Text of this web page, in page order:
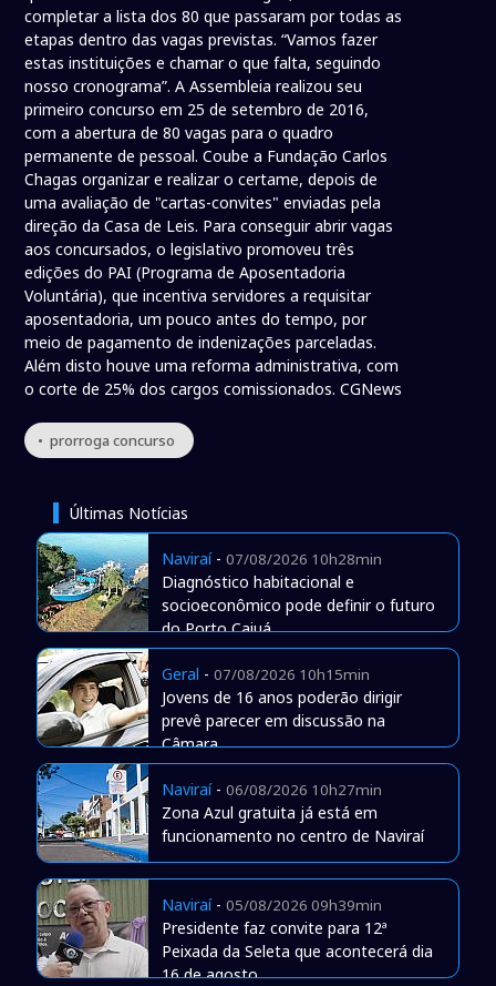
completar a lista dos 80 que passaram por todas as
etapas dentro das vagas previstas. “Vamos fazer
estas instituições e chamar o que falta, seguindo
nosso cronograma”. A Assembleia realizou seu
primeiro concurso em 25 de setembro de 2016,
com a abertura de 80 vagas para o quadro
permanente de pessoal. Coube a Fundação Carlos
Chagas organizar e realizar o certame, depois de
uma avaliação de "cartas-convites" enviadas pela
direção da Casa de Leis. Para conseguir abrir vagas
aos concursados, o legislativo promoveu três
edições do PAI (Programa de Aposentadoria
Voluntária), que incentiva servidores a requisitar
aposentadoria, um pouco antes do tempo, por
meio de pagamento de indenizações parceladas.
Além disto houve uma reforma administrativa, com
o corte de 25% dos cargos comissionados. CGNews
• prorroga concurso
Últimas Notícias
Naviraí- 07/08/2026 10h28min
Diagnóstico habitacional e
socioeconômico pode definir o futuro
do Porto Caiuá
Geral - 07/08/2026 10h15min
Jovens de 16 anos poderão dirigir
prevê parecer em discussão na
Câmara
Naviraí- 06/08/2026 10h27min
Zona Azul gratuita já está em
funcionamento no centro de Naviraí
Naviraí- 05/08/2026 09h39min
Presidente faz convite para 12ª
Peixada da Seleta que acontecerá dia
16 de agosto